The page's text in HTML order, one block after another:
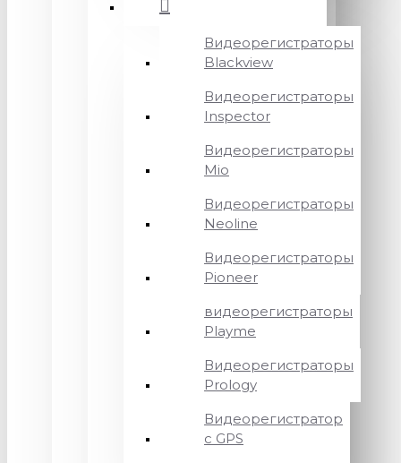
Видеорегистраторы
Blackview
Видеорегистраторы
Inspector
Видеорегистраторы
Mio
Видеорегистраторы
Neoline
Видеорегистраторы
Pioneer
видеорегистраторы
Playme
Видеорегистраторы
Prology
Видеорегистратор
с GPS